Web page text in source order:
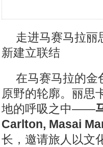
走进马赛马拉丽
新建立联结
在马赛马拉的金
原野的轮廓。丽思
地的呼吸之中——
Carlton, Masai
长，邀请旅人以文